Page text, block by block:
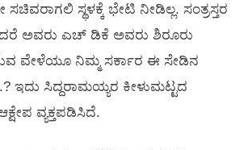
ಸ್ಥಳಕ್ಕೆ ಭೇಟಿ ನೀಡಿಲ್ಲ. ಸಂತ್ರಸ್ತರ
ಅವರು ಎಚ್‌ ಡಿಕೆ ಅವರು ಶಿರೂರು
ವೇಳೆಯೂ ನಿಮ್ಮ ಸರ್ಕಾರ ಈ ಸೇಡಿನ
ಇದು ಸಿದ್ದರಾಮಯ್ಯರ ಕೀಳುಮಟ್ಟದ
ವ್ಯಕ್ತಪಡಿಸಿದೆ.